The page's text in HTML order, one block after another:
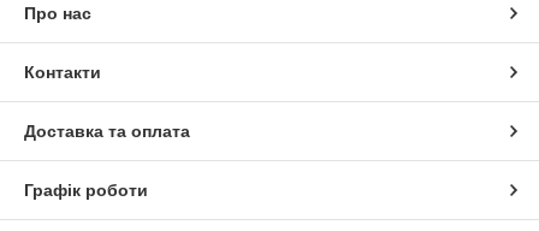
Про нас
Контакти
Доставка та оплата
Графік роботи